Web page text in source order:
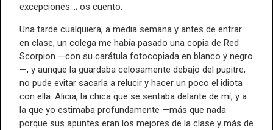
excepciones…; os cuento:
Una tarde cualquiera, a media semana y antes de entrar
en clase, un colega me había pasado una copia de Red
Scorpion —con su carátula fotocopiada en blanco y negro
—, y aunque la guardaba celosamente debajo del pupitre,
no pude evitar sacarla a relucir y hacer un poco el idiota
con ella. Alicia, la chica que se sentaba delante de mí, y a
la que yo estimaba profundamente —más que nada
porque sus apuntes eran los mejores de la clase y más de